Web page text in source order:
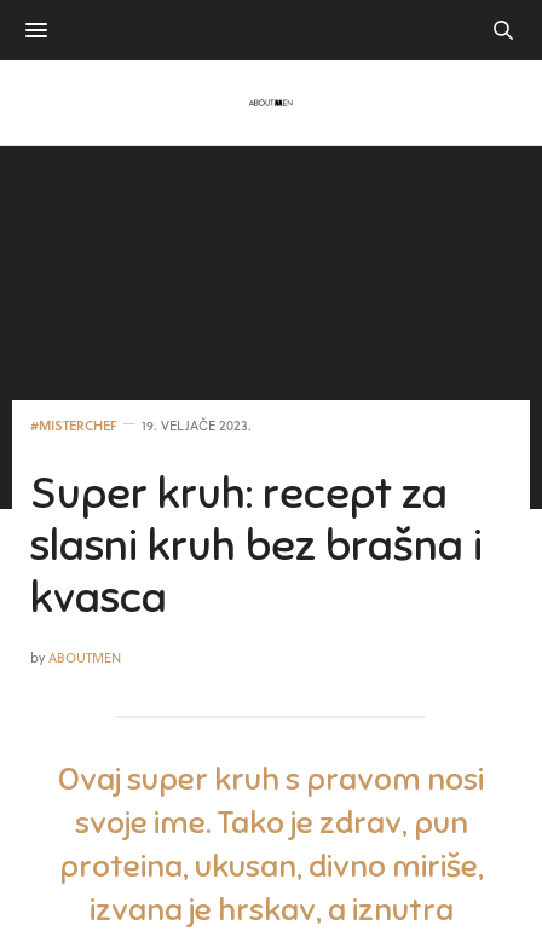
#MISTERCHEF 19. VELJAČE 2023.
Super kruh: recept za
slasni kruh bez brašna i
kvasca
byABOUTMEN
Ovaj super kruh s pravom nosi
svoje ime. Tako je zdrav, pun
proteina, ukusan, divno miriše,
izvana je hrskav, a iznutra